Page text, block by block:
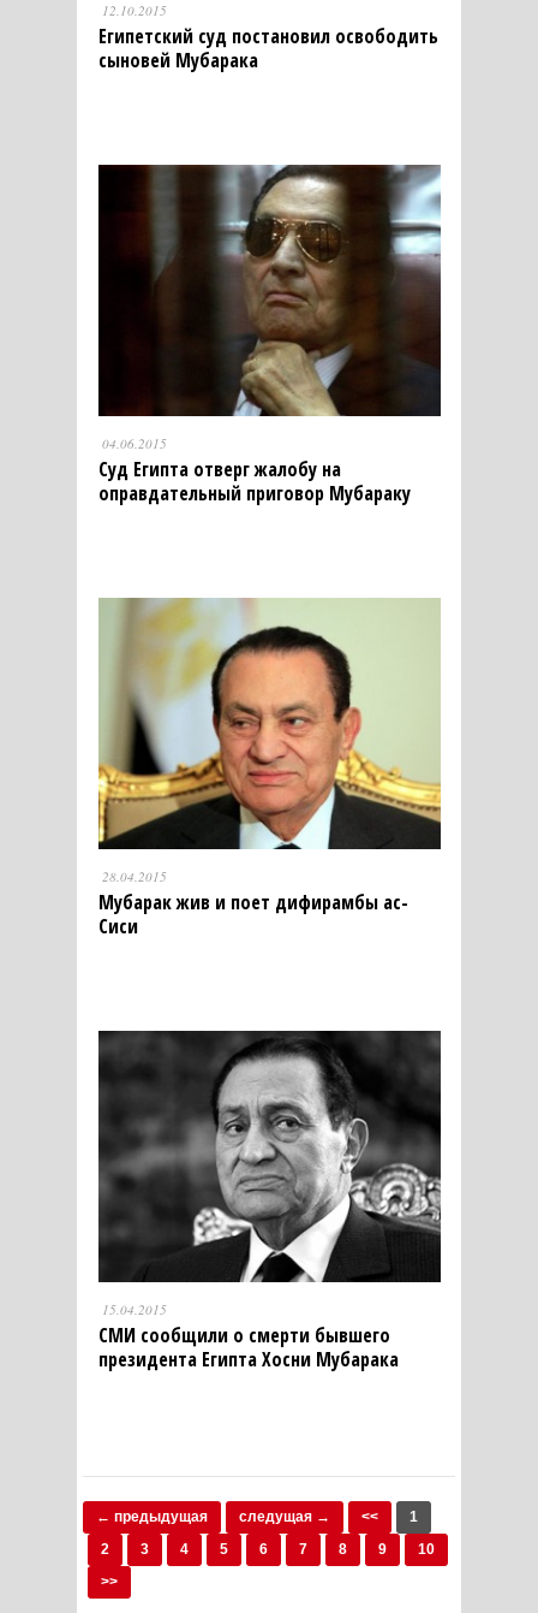
12.10.2015
Египетский суд постановил освободить
сыновей Мубарака
04.06.2015
Суд Египта отверг жалобу на
оправдательный приговор Мубараку
28.04.2015
Мубарак жив и поет дифирамбы ас-
Сиси
15.04.2015
СМИ сообщили о смерти бывшего
президента Египта Хосни Мубарака
← предыдущая следущая → <<
1
2
3 4 5 6 7 8 9
10
>>